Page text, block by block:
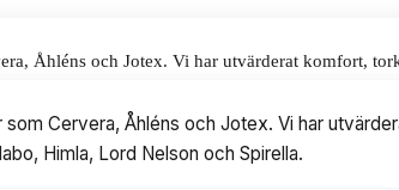
Åhléns och Jotex. Vi har utvärderat komfort,
Cervera, Åhléns och Jotex. Vi har
Himla, Lord Nelson och Spirella.